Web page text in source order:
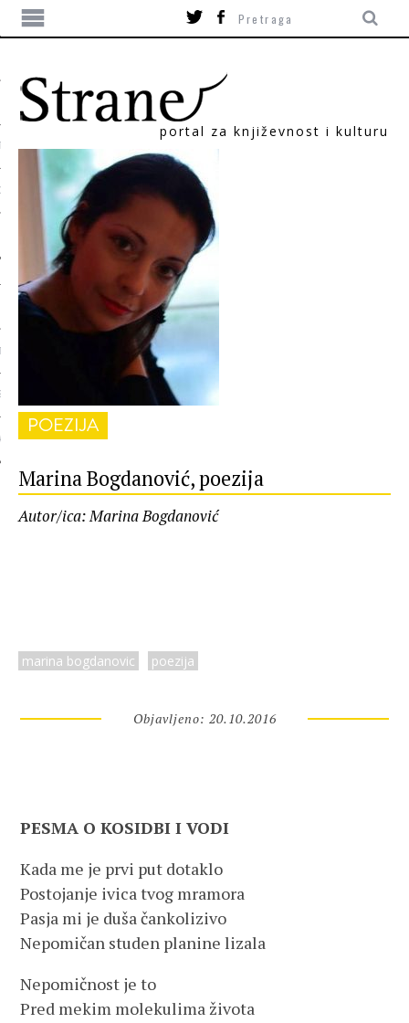
portal za književnost i kulturu
POEZIJA
Marina Bogdanović, poezija
Autor/ica: Marina Bogdanović
marina bogdanovic poezija
Objavljeno: 20.10.2016
PESMA O KOSIDBI I VODI
Kada me je prvi put dotaklo
Postojanje ivica tvog mramora
Pasja mi je duša čankolizivo
Nepomičan studen planine lizala
Nepomičnost je to
Pred mekim molekulima života